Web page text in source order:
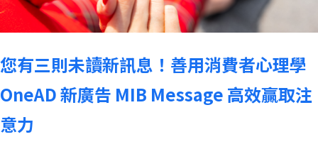
您有三則未讀新訊息！善用消費者心理學
OneAD 新廣告 MIB Message 高效贏取注
意力